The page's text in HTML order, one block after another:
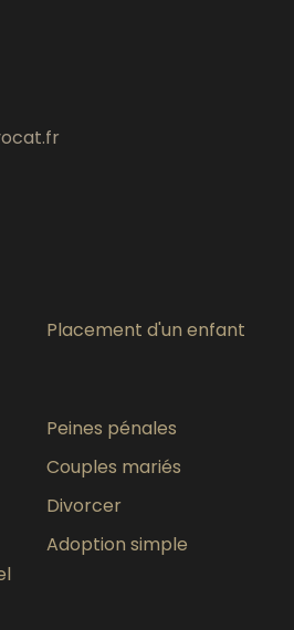
Placement d'un enfant
Peines pénales
Couples mariés
Divorcer
Adoption simple